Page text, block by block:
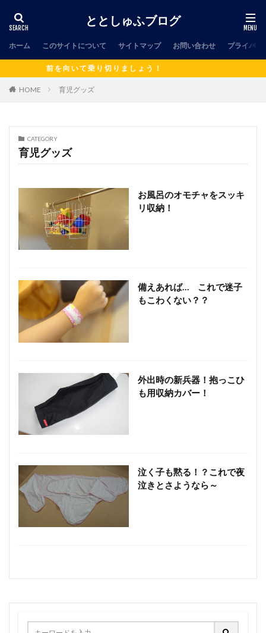
ととしゅふブログ
ホーム このサイトについて サイトマップ お問い合わせ プライバシ
前 を 向 い て 乗 り 切 り ま し ょ う ！
HOME 育児グッズ
CATEGORY
育児グッズ
お風呂のオモチャをスッキ
リ収納！
備えあれば… これで迷子
もこわくない？？
外出時の新兵器！抱っこひ
も用収納カバー！
泣く子も黙る！？これで夜
泣きとさようなら～